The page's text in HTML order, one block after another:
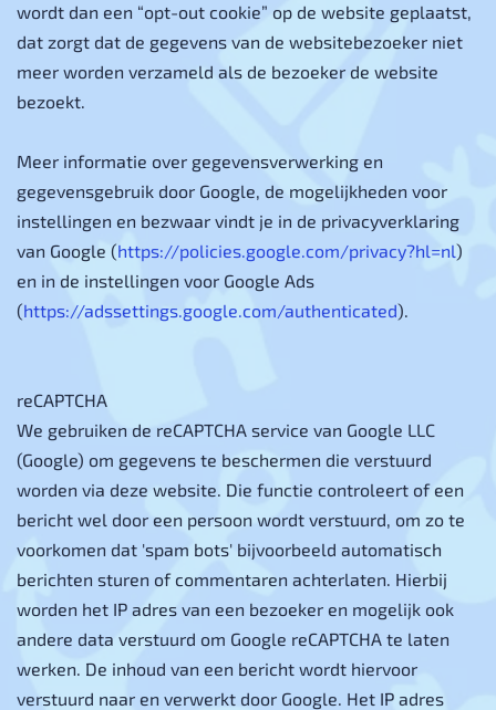
wordt dan een “opt-out cookie” op de website geplaatst,
dat zorgt dat de gegevens van de websitebezoeker niet
meer worden verzameld als de bezoeker de website
bezoekt.
Meer informatie over gegevensverwerking en
gegevensgebruik door Google, de mogelijkheden voor
instellingen en bezwaar vindt je in de privacyverklaring
van Google (https://policies.google.com/privacy?hl=nl)
en in de instellingen voor Google Ads
(https://adssettings.google.com/authenticated).
reCAPTCHA
We gebruiken de reCAPTCHA service van Google LLC
(Google) om gegevens te beschermen die verstuurd
worden via deze website. Die functie controleert of een
bericht wel door een persoon wordt verstuurd, om zo te
voorkomen dat 'spam bots' bijvoorbeeld automatisch
berichten sturen of commentaren achterlaten. Hierbij
worden het IP adres van een bezoeker en mogelijk ook
andere data verstuurd om Google reCAPTCHA te laten
werken. De inhoud van een bericht wordt hiervoor
verstuurd naar en verwerkt door Google. Het IP adres